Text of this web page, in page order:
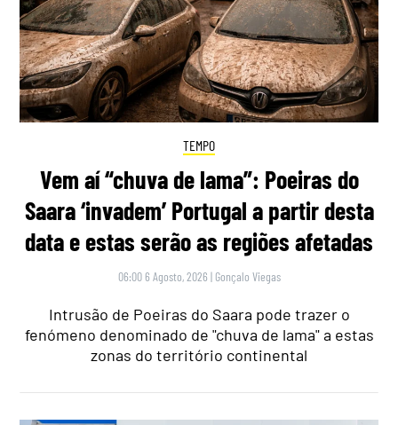
TEMPO
Vem aí “chuva de lama”: Poeiras do
Saara ‘invadem’ Portugal a partir desta
data e estas serão as regiões afetadas
06:00 6 Agosto, 2026 | Gonçalo Viegas
Intrusão de Poeiras do Saara pode trazer o
fenómeno denominado de "chuva de lama" a estas
zonas do território continental